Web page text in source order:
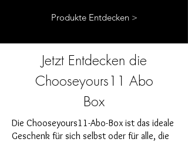
Produkte Entdecken >
Jetzt Entdecken die
Chooseyours11 Abo
Box
Die Chooseyours11-Abo-Box ist das ideale
Geschenk für sich selbst oder für alle, die